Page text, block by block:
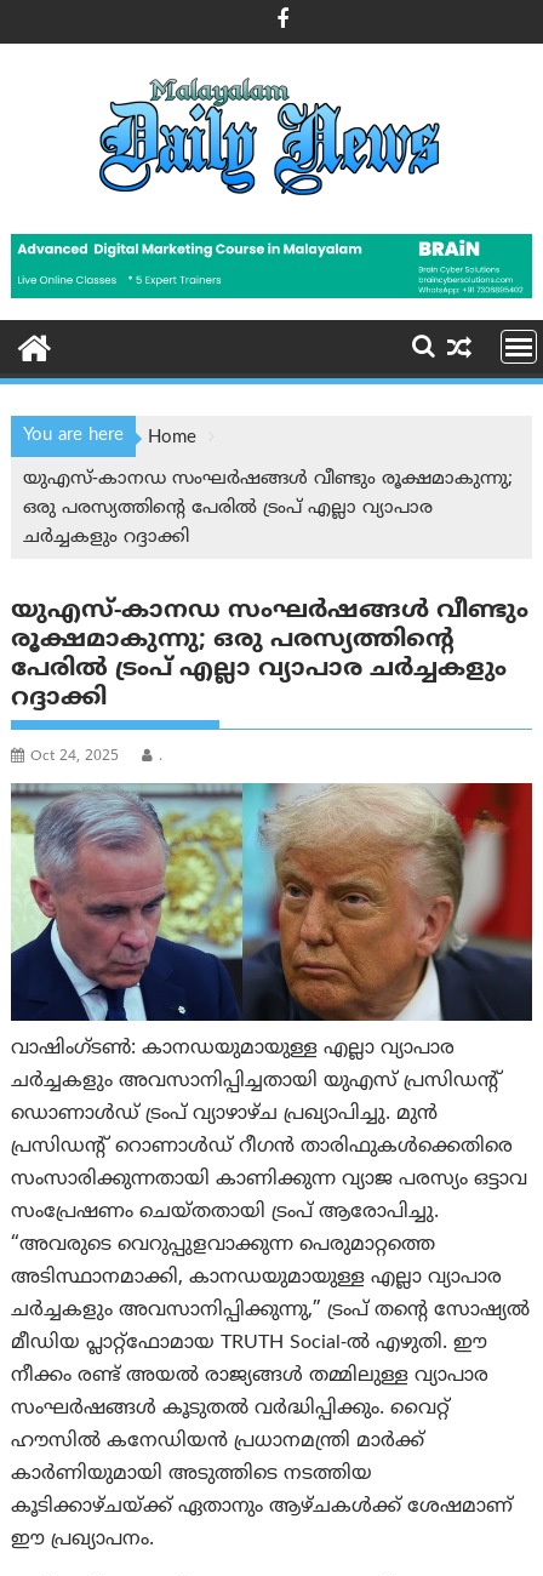
to
You are here
Home
യുഎസ്-കാനഡ സംഘർഷങ്ങൾ വീണ്ടും രൂക്ഷമാകുന്നു;
ഒരു പരസ്യത്തിന്റെ പേരിൽ ട്രംപ് എല്ലാ വ്യാപാര
ചർച്ചകളും റദ്ദാക്കി
യുഎസ്-കാനഡ സംഘർഷങ്ങൾ വീണ്ടും
രൂക്ഷമാകുന്നു; ഒരു പരസ്യത്തിന്റെ
പേരിൽ ട്രംപ് എല്ലാ വ്യാപാര ചർച്ചകളും
റദ്ദാക്കി
Oct 24, 2025 .
വാഷിംഗ്ടണ്‍: കാനഡയുമായുള്ള എല്ലാ വ്യാപാര
ചർച്ചകളും അവസാനിപ്പിച്ചതായി യുഎസ് പ്രസിഡന്റ്
ഡൊണാൾഡ് ട്രംപ് വ്യാഴാഴ്ച പ്രഖ്യാപിച്ചു. മുൻ
പ്രസിഡന്റ് റൊണാൾഡ് റീഗൻ താരിഫുകൾക്കെതിരെ
സംസാരിക്കുന്നതായി കാണിക്കുന്ന വ്യാജ പരസ്യം ഒട്ടാവ
സംപ്രേഷണം ചെയ്തതായി ട്രംപ് ആരോപിച്ചു.
“അവരുടെ വെറുപ്പുളവാക്കുന്ന പെരുമാറ്റത്തെ
അടിസ്ഥാനമാക്കി, കാനഡയുമായുള്ള എല്ലാ വ്യാപാര
ചർച്ചകളും അവസാനിപ്പിക്കുന്നു,” ട്രംപ് തന്റെ സോഷ്യൽ
മീഡിയ പ്ലാറ്റ്‌ഫോമായ TRUTH Social-ൽ എഴുതി. ഈ
നീക്കം രണ്ട് അയൽ രാജ്യങ്ങൾ തമ്മിലുള്ള വ്യാപാര
സംഘർഷങ്ങൾ കൂടുതൽ വർദ്ധിപ്പിക്കും. വൈറ്റ്
ഹൗസിൽ കനേഡിയൻ പ്രധാനമന്ത്രി മാർക്ക്
കാർണിയുമായി അടുത്തിടെ നടത്തിയ
കൂടിക്കാഴ്ചയ്ക്ക് ഏതാനും ആഴ്ചകൾക്ക് ശേഷമാണ്
ഈ പ്രഖ്യാപനം.